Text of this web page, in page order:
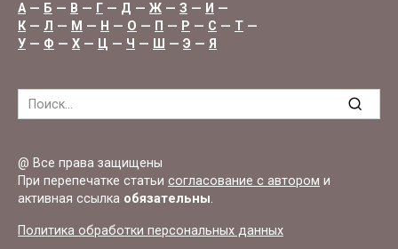
А— Б — В — Г — Д — Ж — З — И —
К — Л — М — Н — О — П — Р — С — Т —
У — Ф — Х — Ц — Ч — Ш — Э — Я
Search
@ Все права защищены
При перепечатке статьи согласование с автором и
активная ссылка обязательны.
Политика обработки персональных данных